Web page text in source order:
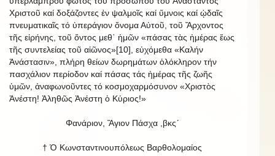
Χριστοῦ καί δοξάζοντες ἐν ψαλμοῖς καί ὕμνοις καί ᾠδαῖς
πνευματικαῖς τό ὑπεράγιον ὄνομα Αὐτοῦ, τοῦ Ἄρχοντος
τῆς εἰρήνης, τοῦ ὄντος μεθ᾿ ἡμῶν «πάσας τὰς ἡμέρας ἕως
τῆς συντελείας τοῦ αἰῶνος»[10], εὐχόμεθα «Καλήν
Ἀνάστασιν», πλήρη θείων δωρημάτων ὁλόκληρον τήν
πασχάλιον περίοδον καί πάσας τάς ἡμέρας τῆς ζωῆς
ὑμῶν, ἀναφωνοῦντες τό κοσμοχαρμόσυνον «Χριστὸς
Ἀνέστη! Ἀληθῶς Ἀνέστη ὁ Κύριος!»
Φανάριον, Ἅγιον Πάσχα ,βκς´
† Ὁ Κωνσταντινουπόλεως Βαρθολομαίος